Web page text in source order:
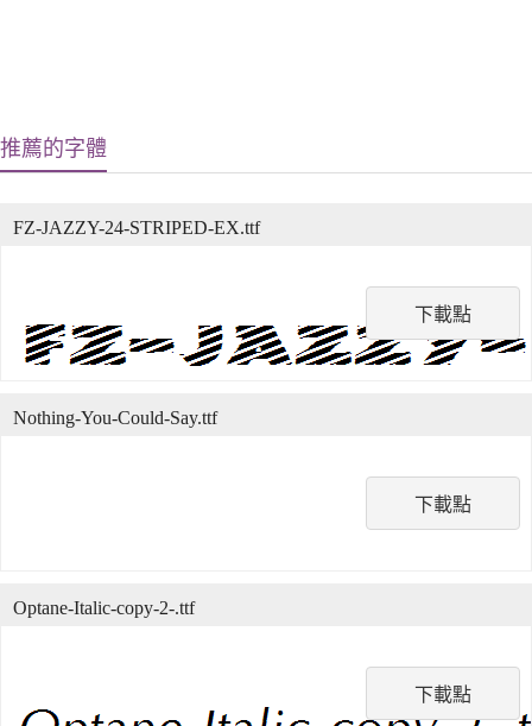
推薦的字體
下載點
FZ-JAZZY-24-STRIPED-EX.ttf
下載點
Nothing-You-Could-Say.ttf
下載點
Optane-Italic-copy-2-.ttf